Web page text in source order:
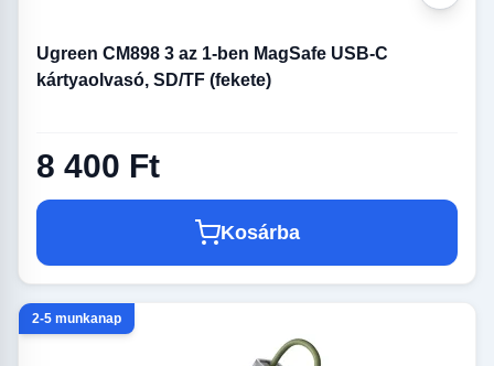
Ugreen CM898 3 az 1-ben MagSafe USB-C
kártyaolvasó, SD/TF (fekete)
8 400 Ft
Kosárba
2-5 munkanap